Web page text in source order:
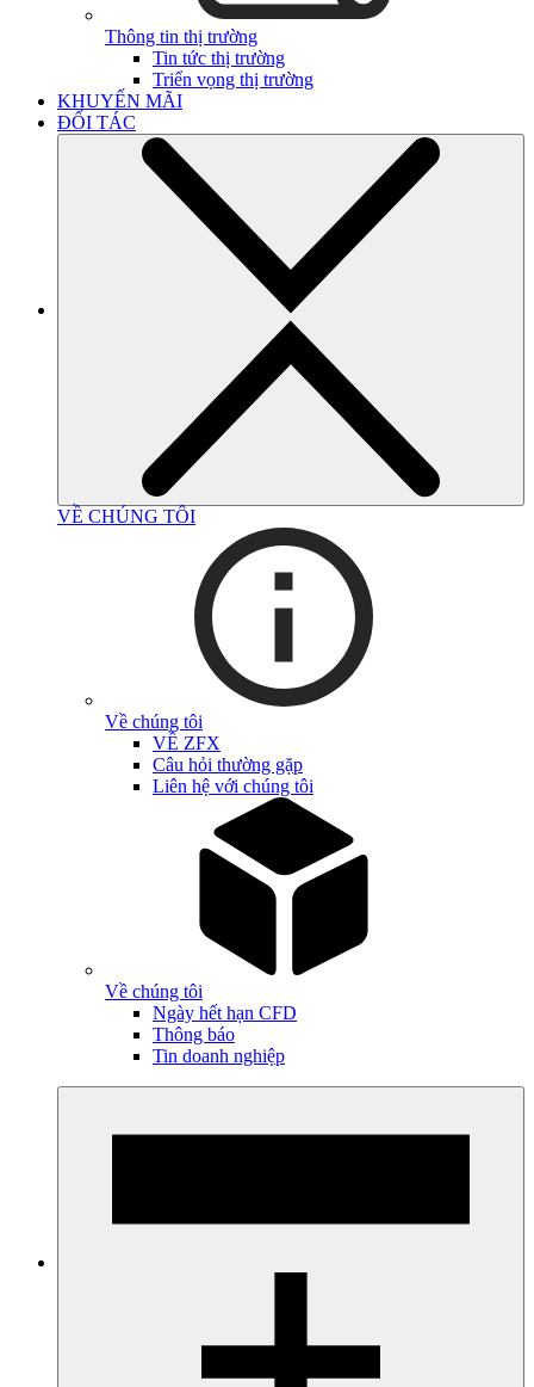
Thông tin thị trường
Tin tức thị trường
Triển vọng thị trường
KHUYẾN MÃI
ĐỐI TÁC
VỀ CHÚNG TÔI
Về chúng tôi
VỀ ZFX
Câu hỏi thường gặp
Liên hệ với chúng tôi
Về chúng tôi
Ngày hết hạn CFD
Thông báo
Tin doanh nghiệp